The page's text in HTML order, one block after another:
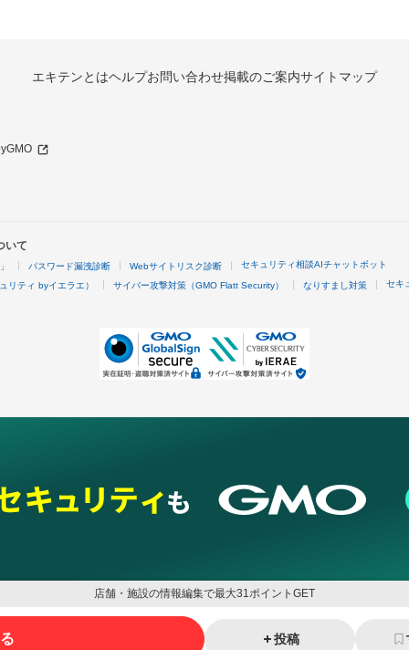
エキテンとはヘルプお問い合わせ掲載のご案内サイトマップ
いて
パスワード漏洩診断 Webサイトリスク診断 セキュリティ相談AIチャットボット
リティ byイエラエ） サイバー攻撃対策（GMO Flatt Security） なりすまし対策 セキ
店舗・施設の情報編集で最大31ポイントGET
投稿